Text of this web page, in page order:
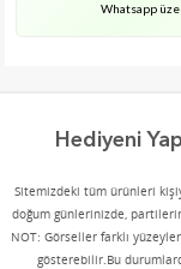
Whatsapp
Hediyeni
Sitemizdeki tüm ürünleri
doğum günlerinizde,
NOT: Görseller farklı
gösterebilir.Bu